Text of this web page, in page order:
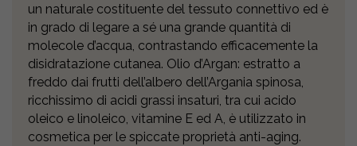
un naturale costituente del tessuto connettivo ed è
in grado di legare a sé una grande quantità di
molecole d’acqua, contrastando efficacemente la
disidratazione cutanea. Olio d’Argan: estratto a
freddo dai frutti dell’albero dell’Argania spinosa,
ricchissimo di acidi grassi insaturi, tra cui acido
oleico e linoleico, vitamine E ed A, è utilizzato in
cosmetica per le spiccate proprietà anti-aging.